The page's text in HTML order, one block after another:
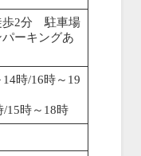
歩2分 駐車場
ーキングあ
時/16時～19
/15時～18時